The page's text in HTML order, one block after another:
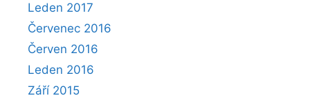
Leden 2017
Červenec 2016
Červen 2016
Leden 2016
Září 2015